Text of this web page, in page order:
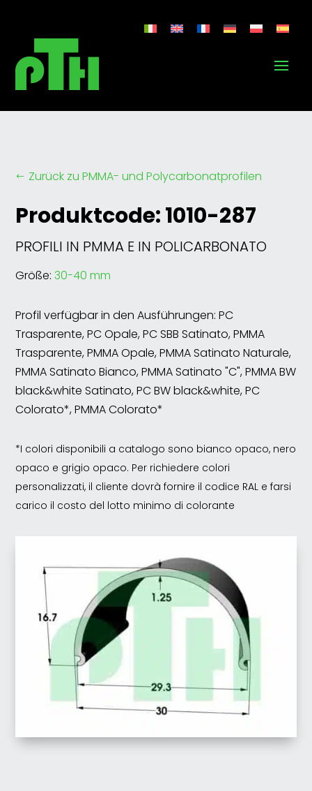
# Zurück zu PMMA- und Polycarbonatprofilen
Produktcode: 1010-287
PROFILI IN PMMA E IN POLICARBONATO
Größe:30-40 mm
Profil verfügbar in den Ausführungen: PC
Trasparente, PC Opale, PC SBB Satinato, PMMA
Trasparente, PMMA Opale, PMMA Satinato Naturale,
PMMA Satinato Bianco, PMMA Satinato "C", PMMA BW
black&white Satinato, PC BW black&white, PC
Colorato*, PMMA Colorato*
*I colori disponibili a catalogo sono bianco opaco, nero
opaco e grigio opaco. Per richiedere colori
personalizzati, il cliente dovrà fornire il codice RAL e farsi
carico il costo del lotto minimo di colorante